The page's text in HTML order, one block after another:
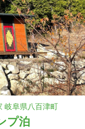
岐阜県八百津町
プ泊